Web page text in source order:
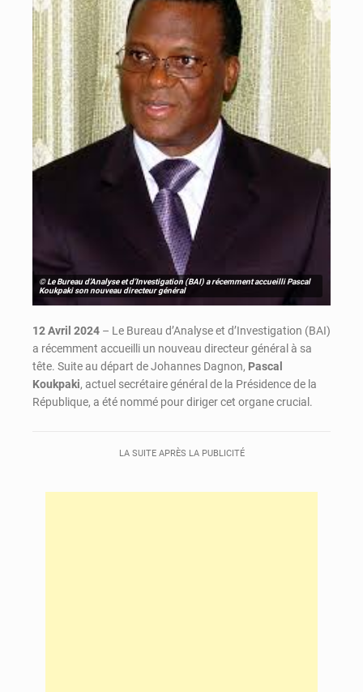
© Le Bureau d’Analyse et d’Investigation (BAI) a récemment accueilli Pascal
Koukpaki son nouveau directeur général
12 Avril 2024 – Le Bureau d’Analyse et d’Investigation (BAI)
a récemment accueilli un nouveau directeur général à sa
tête. Suite au départ de Johannes Dagnon, Pascal
Koukpaki, actuel secrétaire général de la Présidence de la
République, a été nommé pour diriger cet organe crucial.
LA SUITE APRÈS LA PUBLICITÉ